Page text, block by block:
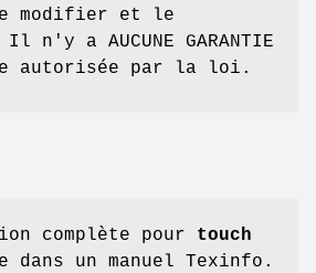
modifier et le
a AUCUNE GARANTIE
autorisée par la loi.
complète pour touch
dans un manuel Texinfo.